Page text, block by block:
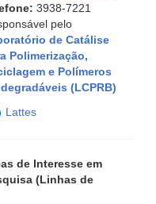
3938-7221
pelo
de Catálise
Polimerização,
e Polímeros
(LCPRB)
Lattes
de Interesse em
(Linhas de